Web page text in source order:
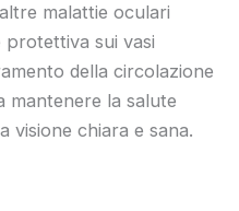
malattie oculari
protettiva sui vasi
della circolazione
mantenere la salute
visione chiara e sana.